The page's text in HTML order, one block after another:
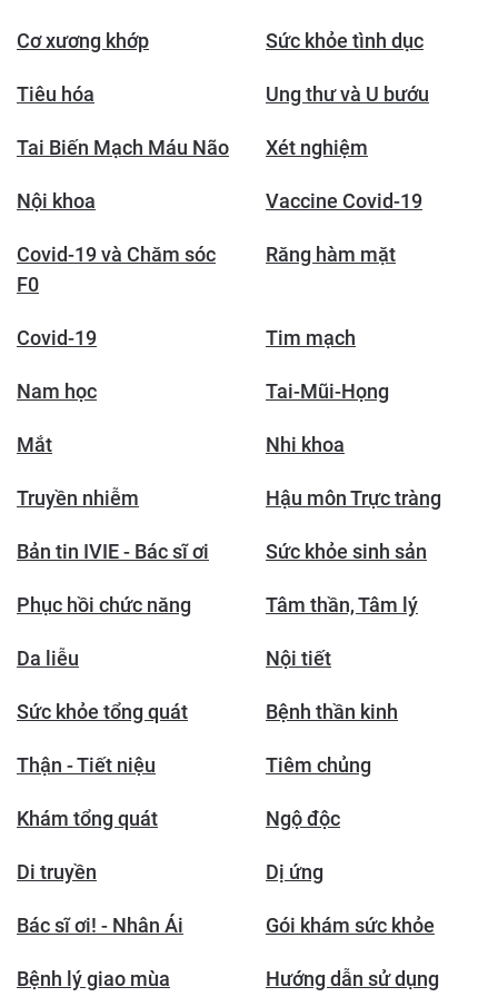
Cơ xương khớp Sức khỏe tình dục
Tiêu hóa Ung thư và U bướu
Tai Biến Mạch Máu Não Xét nghiệm
Nội khoa Vaccine Covid-19
Covid-19 và Chăm sóc
F0
Răng hàm mặt
Covid-19 Tim mạch
Nam học Tai-Mũi-Họng
Mắt Nhi khoa
Truyền nhiễm Hậu môn Trực tràng
Bản tin IVIE - Bác sĩ ơi Sức khỏe sinh sản
Phục hồi chức năng Tâm thần, Tâm lý
Da liễu Nội tiết
Sức khỏe tổng quát Bệnh thần kinh
Thận - Tiết niệu Tiêm chủng
Khám tổng quát Ngộ độc
Di truyền Dị ứng
Bác sĩ ơi! - Nhân Ái Gói khám sức khỏe
Bệnh lý giao mùa Hướng dẫn sử dụng